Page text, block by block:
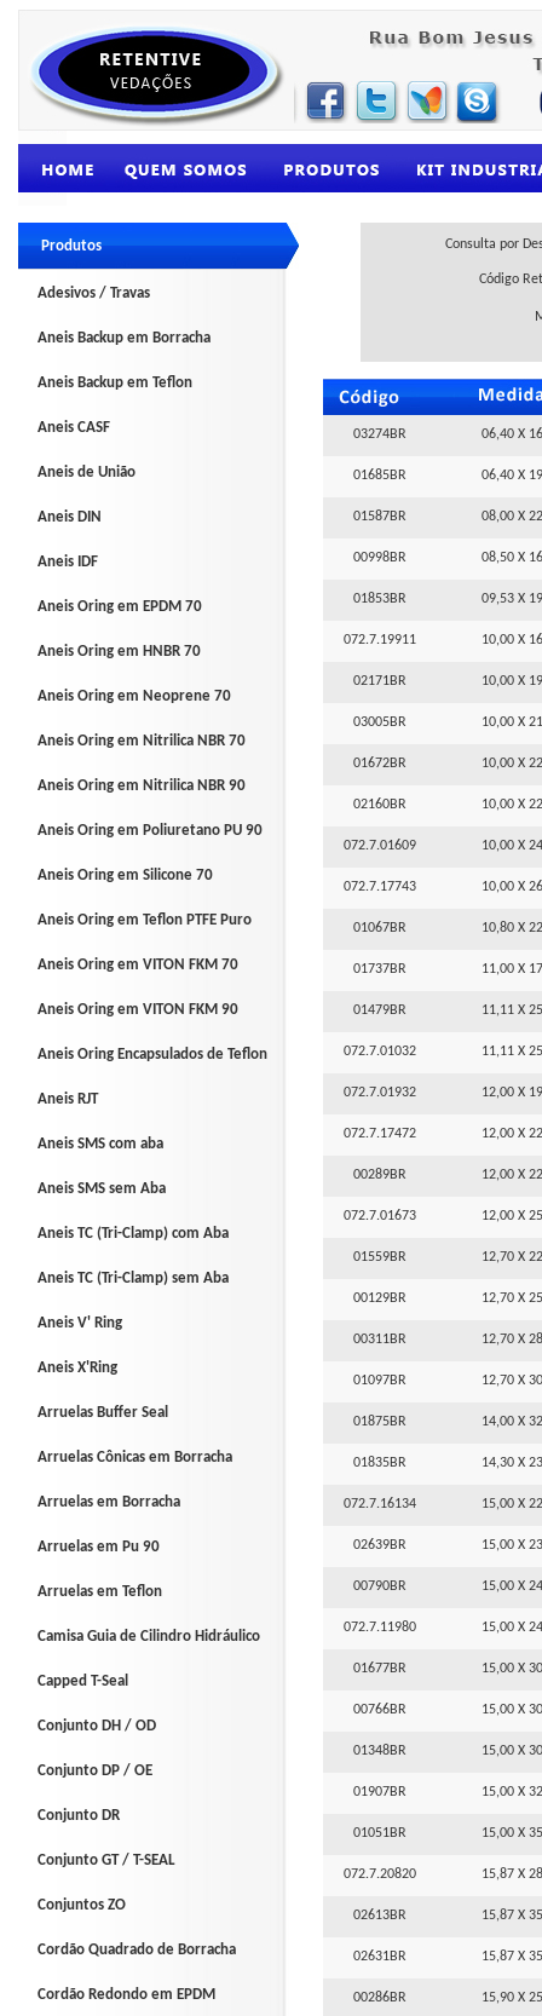
Produtos
Adesivos / Travas
Aneis Backup em Borracha
Aneis Backup em Teflon
Aneis CASF
Aneis de União
Aneis DIN
Aneis IDF
Aneis Oring em EPDM 70
Aneis Oring em HNBR 70
Aneis Oring em Neoprene 70
Aneis Oring em Nitrilica NBR 70
Aneis Oring em Nitrilica NBR 90
Aneis Oring em Poliuretano PU 90
Aneis Oring em Silicone 70
Aneis Oring em Teflon PTFE Puro
Aneis Oring em VITON FKM 70
Aneis Oring em VITON FKM 90
Aneis Oring Encapsulados de Teflon
Aneis RJT
Aneis SMS com aba
Aneis SMS sem Aba
Aneis TC (Tri-Clamp) com Aba
Aneis TC (Tri-Clamp) sem Aba
Aneis V' Ring
Aneis X'Ring
Arruelas Buffer Seal
Arruelas Cônicas em Borracha
Arruelas em Borracha
Arruelas em Pu 90
Arruelas em Teflon
Camisa Guia de Cilindro Hidráulico
Capped T-Seal
Conjunto DH / OD
Conjunto DP / OE
Conjunto DR
Conjunto GT / T-SEAL
Conjuntos ZO
Cordão Quadrado de Borracha
Cordão Redondo em EPDM
Consulta por
Código
03274BR 06,40 X
01685BR 06,40 X
01587BR 08,00 X
00998BR 08,50 X
01853BR 09,53 X
072.7.19911 10,00 X
02171BR 10,00 X
03005BR 10,00 X
01672BR 10,00 X
02160BR 10,00 X
072.7.01609 10,00 X
072.7.17743 10,00 X
01067BR 10,80 X
01737BR 11,00 X
01479BR 11,11 X
072.7.01032 11,11 X
072.7.01932 12,00 X
072.7.17472 12,00 X
00289BR 12,00 X
072.7.01673 12,00 X
01559BR 12,70 X
00129BR 12,70 X
00311BR 12,70 X
01097BR 12,70 X
01875BR 14,00 X
01835BR 14,30 X
072.7.16134 15,00 X
02639BR 15,00 X
00790BR 15,00 X
072.7.11980 15,00 X
01677BR 15,00 X
00766BR 15,00 X
01348BR 15,00 X
01907BR 15,00 X
01051BR 15,00 X
072.7.20820 15,87 X
02613BR 15,87 X
02631BR 15,87 X
00286BR 15,90 X